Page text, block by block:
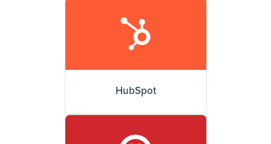
HubSpot